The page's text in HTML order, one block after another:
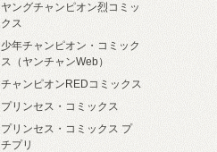
ヤングチャンピオン烈コミッ
クス
少年チャンピオン・コミック
ス（ヤンチャンWeb）
チャンピオンREDコミックス
プリンセス・コミックス
プリンセス・コミックス プ
チプリ